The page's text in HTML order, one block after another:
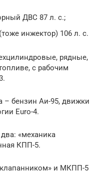
ДВС 87 л. с.;
инжектор) 106 л. с.
рядные,
с рабочим
– бензин Аи-95, движки
Euro-4.
«механика
КПП-5.
клапанником» и МКПП-5